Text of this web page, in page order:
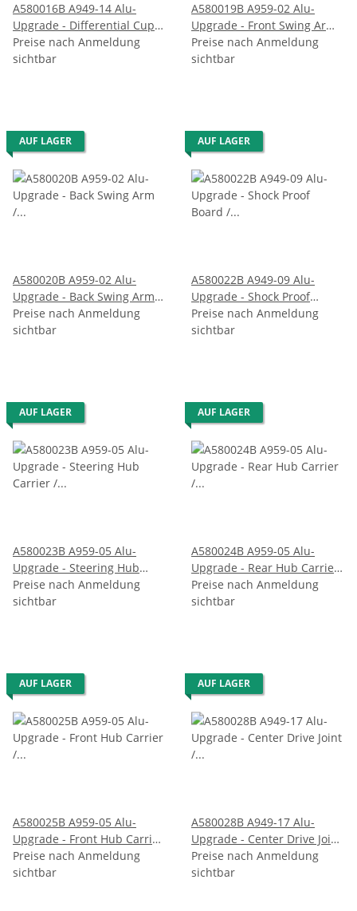
A580016B A949-14 Alu-
Upgrade - Differential Cup /
Halterung Differential
Preise nach Anmeldung
sichtbar
A580019B A959-02 Alu-
Upgrade - Front Swing Arm /
Radaufhängung vorne
Preise nach Anmeldung
sichtbar
AUF LAGER
A580020B A959-02 Alu-
Upgrade - Back Swing Arm /
Radaufhängung hinten
Preise nach Anmeldung
sichtbar
AUF LAGER
A580022B A949-09 Alu-
Upgrade - Shock Proof
Board / Dämpferbrücke
Preise nach Anmeldung
sichtbar
AUF LAGER
A580023B A959-05 Alu-
Upgrade - Steering Hub
Carrier / Aufhängung
Lenkung
Preise nach Anmeldung
sichtbar
AUF LAGER
A580024B A959-05 Alu-
Upgrade - Rear Hub Carrier
/ Aufhängung Hinterachse
Preise nach Anmeldung
sichtbar
AUF LAGER
A580025B A959-05 Alu-
Upgrade - Front Hub Carrier
/ Aufhängung Vorderachse
Preise nach Anmeldung
sichtbar
AUF LAGER
A580028B A949-17 Alu-
Upgrade - Center Drive Joint
/ Antriebswelle
Preise nach Anmeldung
sichtbar